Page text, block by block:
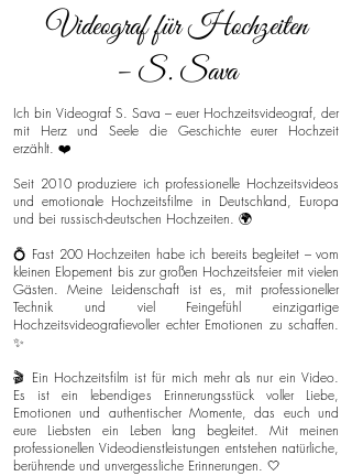
Videograf für Hochzeiten
– S. Sava
Ich bin Videograf S. Sava – euer Hochzeitsvideograf, der
mit Herz und Seele die Geschichte eurer Hochzeit
erzählt. ❤️
Seit 2010 produziere ich professionelle Hochzeitsvideos
und emotionale Hochzeitsfilme in Deutschland, Europa
und bei russisch-deutschen Hochzeiten. 🌍
💍 Fast 200 Hochzeiten habe ich bereits begleitet – vom
kleinen Elopement bis zur großen Hochzeitsfeier mit vielen
Gästen. Meine Leidenschaft ist es, mit professioneller
Technik und viel Feingefühl einzigartige
Hochzeitsvideografievoller echter Emotionen zu schaffen.
✨
🎬 Ein Hochzeitsfilm ist für mich mehr als nur ein Video.
Es ist ein lebendiges Erinnerungsstück voller Liebe,
Emotionen und authentischer Momente, das euch und
eure Liebsten ein Leben lang begleitet. Mit meinen
professionellen Videodienstleistungen entstehen natürliche,
berührende und unvergessliche Erinnerungen. 🤍